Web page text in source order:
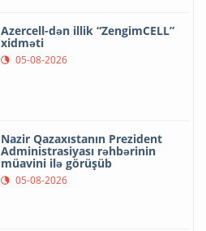
Azercell-dən illik “ZengimCELL”
xidməti
05-08-2026
Nazir Qazaxıstanın Prezident
Administrasiyası rəhbərinin
müavini ilə görüşüb
05-08-2026